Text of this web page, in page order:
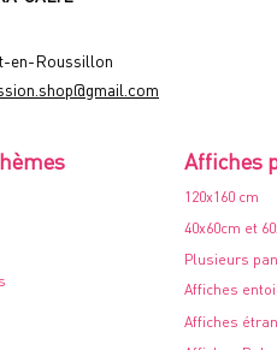
en-Roussillon
Affiches
120x160 cm
40x60cm et
Plusieurs
Affiches
Affiches